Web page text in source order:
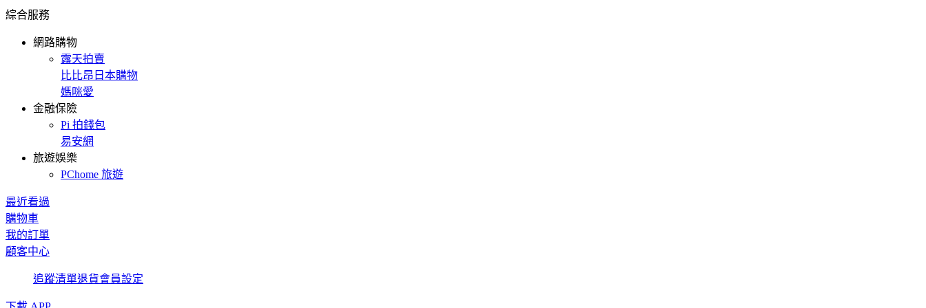
綜合服務
網路購物
露天拍賣
比比昂日本購物
媽咪愛
金融保險
Pi 拍錢包
易安網
旅遊娛樂
PChome 旅遊
最近看過
購物車
我的訂單
顧客中心
追蹤清單退貨會員設定